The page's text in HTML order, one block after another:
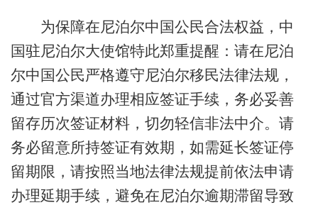
为保障在尼泊尔中国公民合法权益，中
国驻尼泊尔大使馆特此郑重提醒：请在尼泊
尔中国公民严格遵守尼泊尔移民法律法规，
通过官方渠道办理相应签证手续，务必妥善
留存历次签证材料，切勿轻信非法中介。请
务必留意所持签证有效期，如需延长签证停
留期限，请按照当地法律法规提前依法申请
办理延期手续，避免在尼泊尔逾期滞留导致